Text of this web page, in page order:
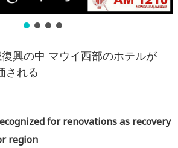
復興の中 マウイ西部のホテルが
される
for renovations as recovery
region